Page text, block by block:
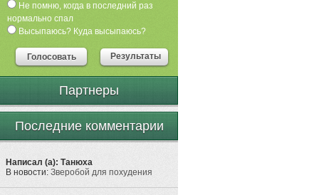
Не помню, когда в последний раз
нормально спал
Высыпаюсь? Куда высыпаюсь?
Голосовать Результаты
Партнеры
Последние комментарии
Написал (а): Танюха
В новости: Зверобой для похудения